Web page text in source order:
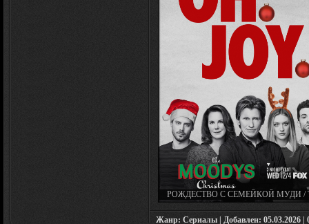
РОЖДЕСТВО С СЕМЕЙКОЙ МУДИ /
MOODYS (СЕРИАЛ 2019 – 2021)
Жанр: Сериалы | Добавлен: 05.03.2026 |